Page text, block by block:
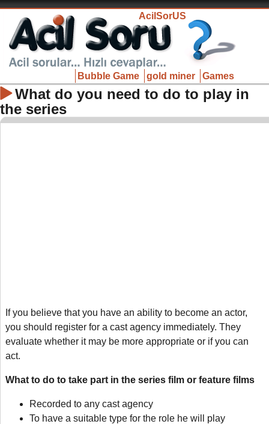
Games
gold miner
Bubble Game
AcilSorUS
What do you need to do to play in
the series
If you believe that you have an ability to become an actor,
you should register for a cast agency immediately. They
evaluate whether it may be more appropriate or if you can
act.
What to do to take part in the series film or feature films
Recorded to any cast agency
To have a suitable type for the role he will play